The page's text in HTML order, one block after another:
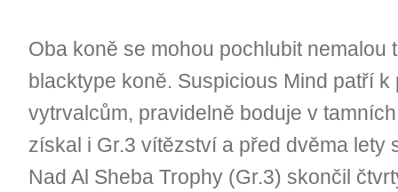
Oba koně se mohou pochlubit nemalou
blacktype koně. Suspicious Mind patří
vytrvalcům, pravidelně boduje v
získal i Gr.3 vítězství a před dvěma lety
Nad Al Sheba Trophy (Gr.3) skončil